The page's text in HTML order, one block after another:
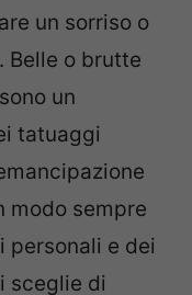
un sorriso o
Belle o brutte
un
tatuaggi
modo sempre
personali e dei
sceglie di